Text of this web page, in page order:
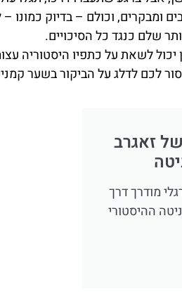
ומבקרים, וכולם – בדיוק
שלם כנגד כל הסיכויים.
לשאת על כתפיו היסטוריה
לכם לדלג על הביקור בשער
זאגרב
מודרך דרך
ההיסטורי